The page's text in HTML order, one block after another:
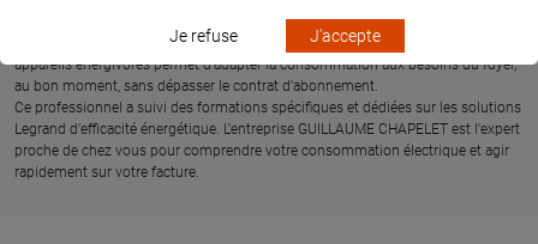
niveau d'ouverture des volets roulants suivant la météo et de profiter
pleinement des heures creuses. La programmation de la mise en marche des
appareils énergivores permet d'adapter la consommation aux besoins du foyer,
au bon moment, sans dépasser le contrat d'abonnement.
Ce professionnel a suivi des formations spécifiques et dédiées sur les solutions
Legrand d'efficacité énergétique. L'entreprise GUILLAUME CHAPELET est l'expert
proche de chez vous pour comprendre votre consommation électrique et agir
rapidement sur votre facture.
Je refuse J'accepte